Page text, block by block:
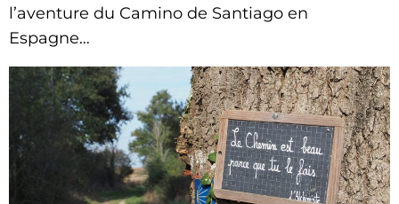
l’aventure du Camino de Santiago en
Espagne…